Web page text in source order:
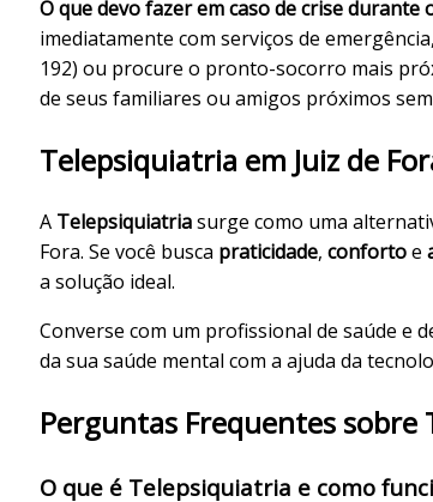
O que devo fazer em caso de crise
imediatamente com serviços de
192) ou procure o pronto-socorro mais
de seus familiares ou amigos próximos
Telepsiquiatria em Juiz de
A Telepsiquiatriasurge como uma
Fora. Se você busca praticidade, confortoe
a solução ideal.
Converse com um profissional de saúde e
da sua saúde mental com a ajuda da
Perguntas Frequentes sobre
O que é Telepsiquiatria e como